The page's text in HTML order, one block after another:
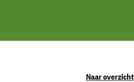
Naar overzicht